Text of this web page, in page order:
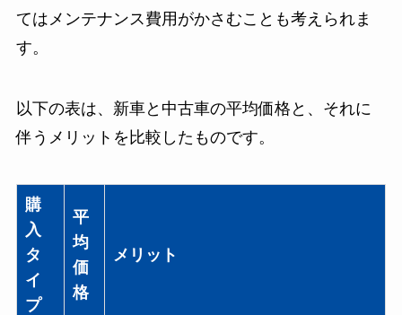
てはメンテナンス費用がかさむことも考えられま
す。
以下の表は、新車と中古車の平均価格と、それに
伴うメリットを比較したものです。
購
入
タ
イ
プ
平
均
価
格
メリット